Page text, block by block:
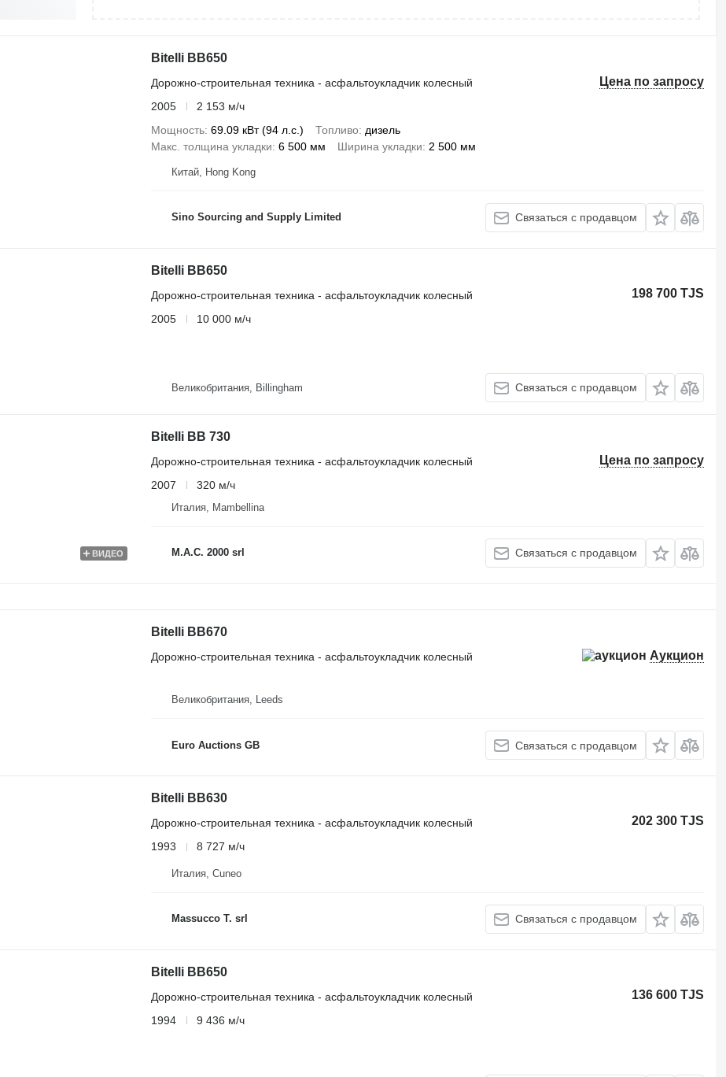
Bitelli BB650
Цена по запросу
Дорожно-строительная техника - асфальтоукладчик колесный
2005
2 153 м/ч
Мощность 69.09 кВт (94 л.с.) Топливо
дизель
Макс. толщина укладки 6 500 мм Ширина укладки 2 500 мм
Китай, Hong Kong
Sino Sourcing and Supply Limited Связаться с продавцом
Bitelli BB650
198 700 TJS
Дорожно-строительная техника - асфальтоукладчик колесный
2005
10 000 м/ч
Великобритания, Billingham Связаться с продавцом
ВИДЕО
Bitelli BB 730
Цена по запросу
Дорожно-строительная техника - асфальтоукладчик колесный
2007
320 м/ч
Италия, Mambellina
M.A.C. 2000 srl Связаться с продавцом
Bitelli BB670
Аукцион
Дорожно-строительная техника - асфальтоукладчик колесный
Великобритания, Leeds
Euro Auctions GB Связаться с продавцом
Bitelli BB630
202 300 TJS
Дорожно-строительная техника - асфальтоукладчик колесный
1993
8 727 м/ч
Италия, Cuneo
Massucco T. srl Связаться с продавцом
Bitelli BB650
136 600 TJS
Дорожно-строительная техника - асфальтоукладчик колесный
1994
9 436 м/ч